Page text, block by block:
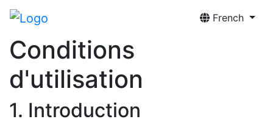
French
Conditions
d'utilisation
1. Introduction